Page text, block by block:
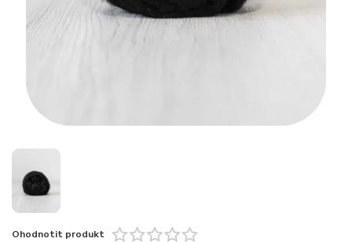
Ohodnotit produkt